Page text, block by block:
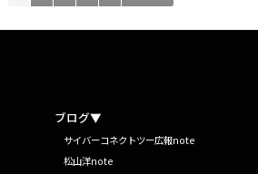
ブログ▼
サイバーコネクトツー広報note
松山洋note